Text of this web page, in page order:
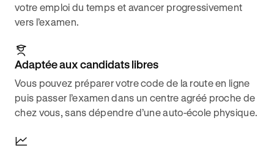
votre emploi du temps et avancer progressivement
vers l’examen.
Adaptée aux candidats libres
Vous pouvez préparer votre code de la route en ligne
puis passer l’examen dans un centre agréé proche de
chez vous, sans dépendre d’une auto-école physique.